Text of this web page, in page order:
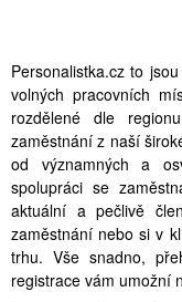
Personalistka.cz to
volných pracovních
rozdělené dle
zaměstnání z naší
od významných a
spolupráci se
aktuální a pečlivě
zaměstnání nebo si v
trhu. Vše snadno,
registrace vám umožní